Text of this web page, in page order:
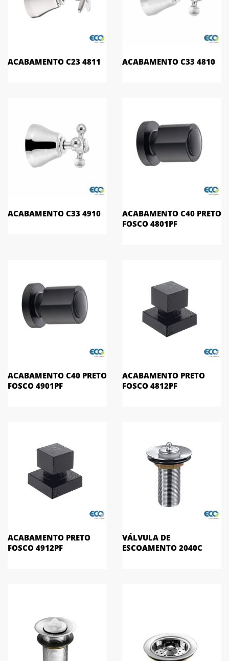
ACABAMENTO C23 4811 ACABAMENTO C33 4810
ACABAMENTO C33 4910
ACABAMENTO C40 PRETO
FOSCO 4801PF
ACABAMENTO C40 PRETO
FOSCO 4901PF
ACABAMENTO PRETO
FOSCO 4812PF
ACABAMENTO PRETO
FOSCO 4912PF
VÁLVULA DE
ESCOAMENTO 2040C